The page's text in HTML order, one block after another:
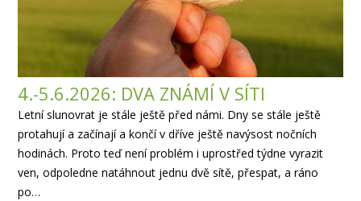
4.-5.6.2026: DVA ZNÁMÍ V SÍTI
Letní slunovrat je stále ještě před námi. Dny se stále ještě
protahují a začínají a končí v dříve ještě navýsost nočních
hodinách. Proto teď není problém i uprostřed týdne vyrazit
ven, odpoledne natáhnout jednu dvě sítě, přespat, a ráno
po…